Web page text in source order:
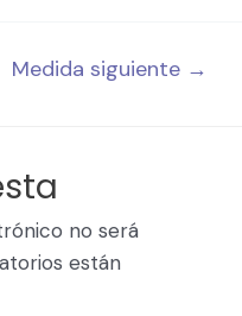
Medida siguiente →
no será
están